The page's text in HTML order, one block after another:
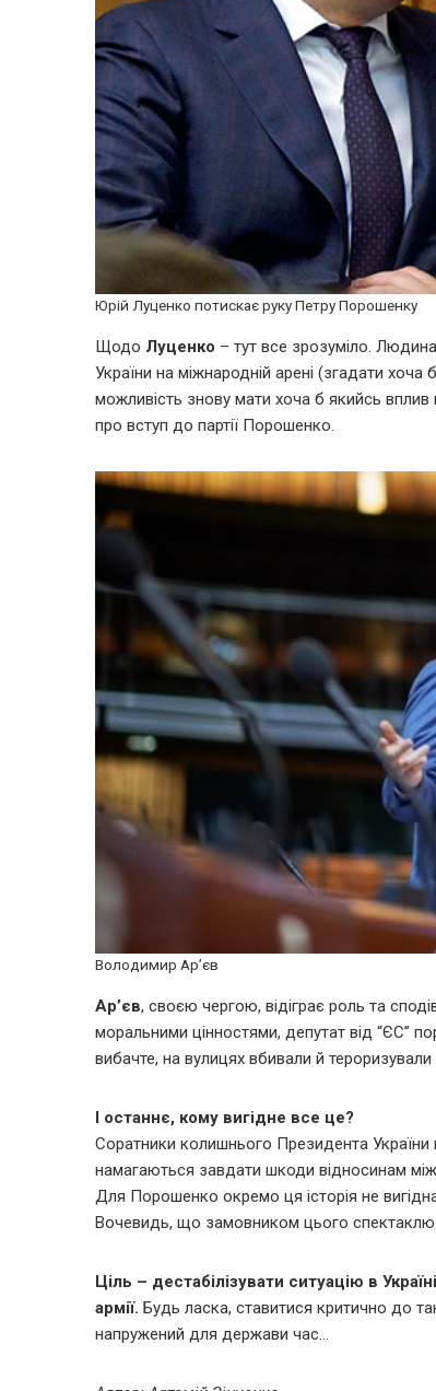
Юрій Луценко потискає руку Петру Порошенку
Щодо Луценко – тут все зрозуміло.
України на міжнародній арені (згадати
можливість знову мати хоча б якийсь
про вступ до партії Порошенко.
Володимир Ар’єв
Ар’єв, своєю чергою, відіграє роль та
моральними цінностями, депутат від “ЄС”
вибачте, на вулицях вбивали й тероризували
І останнє, кому вигідне все це?
Соратники колишнього Президента України
намагаються завдати шкоди відносинам
Для Порошенко окремо ця історія не
Вочевидь, що замовником цього спектаклю
Ціль – дестабілізувати ситуацію в
армії. Будь ласка, ставитися критично до
напружений для держави час…